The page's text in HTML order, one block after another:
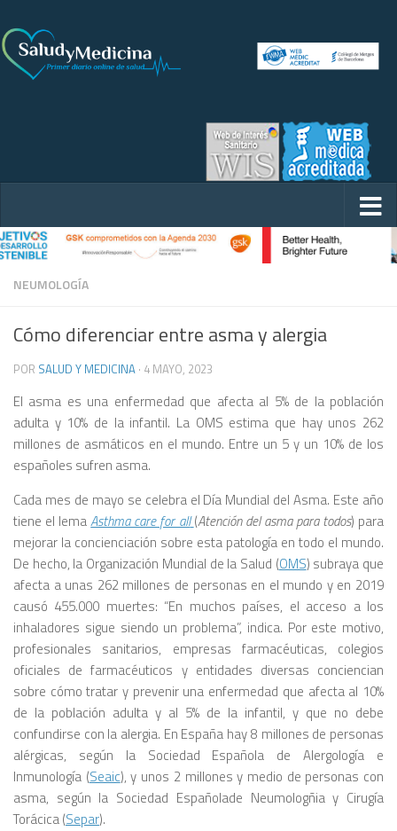
NEUMOLOGÍA
Cómo diferenciar entre asma y alergia
POR SALUD Y MEDICINA · 4 MAYO, 2023
El asma es una enfermedad que afecta al 5% de la población
adulta y 10% de la infantil. La OMS estima que hay unos 262
millones de asmáticos en el mundo. Entre un 5 y un 10% de los
españoles sufren asma.
Cada mes de mayo se celebra el Día Mundial del Asma. Este año
tiene el lemaAsthma care for all (Atención del asma para todos) para
mejorar la concienciación sobre esta patología en todo el mundo.
De hecho, la Organización Mundial de la Salud (OMS) subraya que
afecta a unas 262 millones de personas en el mundo y en 2019
causó 455.000 muertes: “En muchos países, el acceso a los
inhaladores sigue siendo un problema”, indica. Por este motivo,
profesionales sanitarios, empresas farmacéuticas, colegios
oficiales de farmacéuticos y entidades diversas conciencian
sobre cómo tratar y prevenir una enfermedad que afecta al 10%
de la población adulta y al 5% de la infantil, y que no debe
confundirse con la alergia. En España hay 8 millones de personas
alérgicas, según la Sociedad Española de Alergología e
Inmunología (Seaic), y unos 2 millones y medio de personas con
asma, según la Sociedad Españolade Neumologñia y Cirugía
Torácica (Separ).